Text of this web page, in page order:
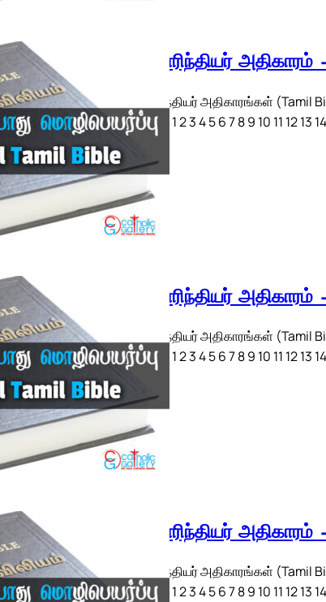
1 கொரிந்தியர் அதிகாரம்
1 கொரிந்தியர் அதிகாரங்கள் (Tamil
ETB) ◄ 1 2 3 4 5 6 7 8 9 10 11 12 13
1 கொரிந்தியர் அதிகாரம்
1 கொரிந்தியர் அதிகாரங்கள் (Tamil
ETB) ◄ 1 2 3 4 5 6 7 8 9 10 11 12 13
1 கொரிந்தியர் அதிகாரம்
1 கொரிந்தியர் அதிகாரங்கள் (Tamil
ETB) ◄ 1 2 3 4 5 6 7 8 9 10 11 12 13